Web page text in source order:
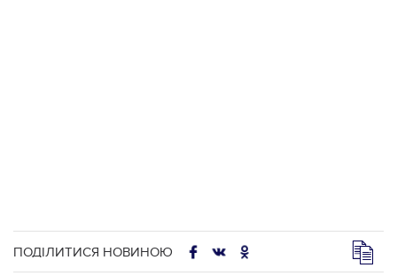
ПОДІЛИТИСЯ НОВИНОЮ